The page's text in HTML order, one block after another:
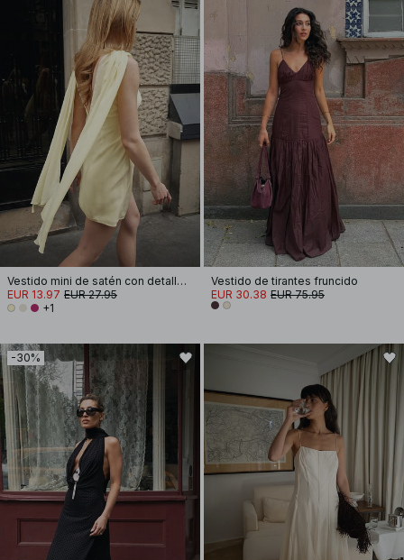
Vestido mini de satén con detalle de pañuelo
EUR 13.97 EUR 27.95
+1
Vestido de tirantes fruncido
EUR 30.38 EUR 75.95
-30%